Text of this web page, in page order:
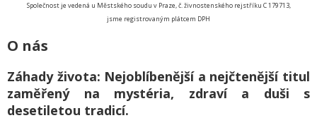
Společnost je vedená u Městského soudu v Praze, č. živnostenského rejstříku C 179713,
jsme registrovaným plátcem DPH
O nás
Záhady života: Nejoblíbenější a nejčtenější titul
zaměřený na mystéria, zdraví a duši s
desetiletou tradicí.